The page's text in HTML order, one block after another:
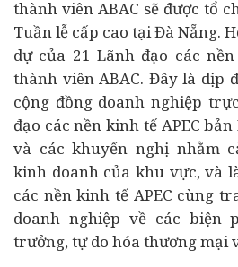
thành viên ABAC sẽ được tổ
Tuần lễ cấp cao tại Đà Nẵng.
dự của 21 Lãnh đạo các
thành viên ABAC. Đây là dịp
cộng đồng doanh nghiệp
đạo các nền kinh tế APEC
và các khuyến nghị nhằm
kinh doanh của khu vực, và
các nền kinh tế APEC cùng
doanh nghiệp về các biện
trưởng, tự do hóa thương mại